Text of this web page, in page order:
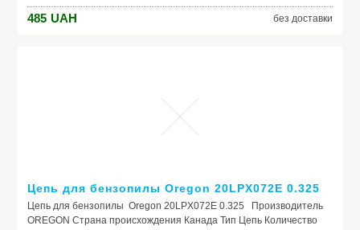
(0.58") Подходит для Бензопил FORTE, WERK, КЕНТАВР, VITALS,
GREEN GARDEN, ДНИПРО-М, БРИГАДИР, FORESTA, УРАЛ,
485 UAH без доставки
Цепь для бензопилы Oregon 20LPX072E 0.325
Цепь для бензопилы Oregon 20LPX072E 0.325 Производитель
OREGON Страна происхождения Канада Тип Цепь Количество